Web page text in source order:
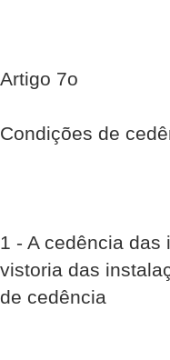
Artigo 7o
Condições de
1 - A cedência
vistoria das
de cedência